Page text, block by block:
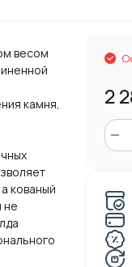
весом
камня,
кованый
не
2